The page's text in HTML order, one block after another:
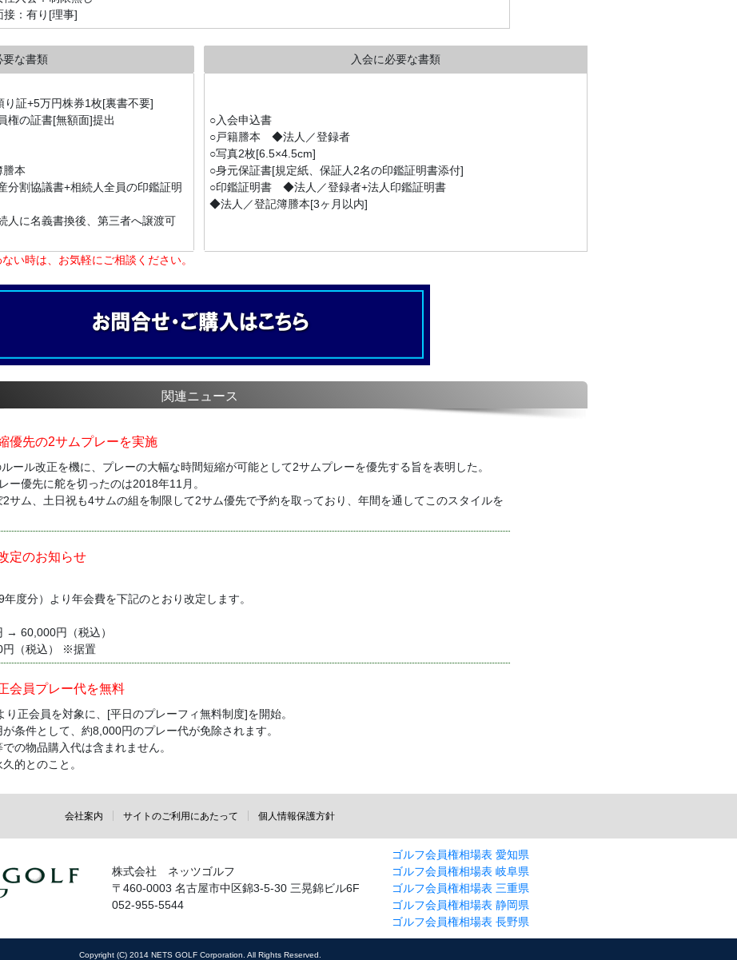
接：有り[理事]
要な書類 入会に必要な書類
証+5万円株券1枚[裏書不要]
の証書[無額面]提出
本
割協議書+相続人全員の印鑑証明
に名義書換後、第三者へ譲渡可
○入会申込書
○戸籍謄本 ◆法人／登録者
○写真2枚[6.5×4.5cm]
○身元保証書[規定紙、保証人2名の印鑑証明書添付]
○印鑑証明書 ◆法人／登録者+法人印鑑証明書
◆法人／登記簿謄本[3ヶ月以内]
い時は、お気軽にご相談ください。
関連ニュース
優先の2サムプレーを実施
ール改正を機に、プレーの大幅な時間短縮が可能として2サムプレーを優先する旨を表明した。
ー優先に舵を切ったのは2018年11月。
サム、土日祝も4サムの組を制限して2サム優先で予約を取っており、年間を通してこのスタイルを
定のお知らせ
度分）より年会費を下記のとおり改定します。
→ 60,000円（税込）
円（税込） ※据置
会員プレー代を無料
り正会員を対象に、[平日のプレーフィ無料制度]を開始。
条件として、約8,000円のプレー代が免除されます。
の物品購入代は含まれません。
的とのこと。
会社案内 サイトのご利用にあたって 個人情報保護方針
株式会社 ネッツゴルフ
〒460-0003 名古屋市中区錦3-5-30 三晃錦ビル6F
052-955-5544
ゴルフ会員権相場表 愛知県
ゴルフ会員権相場表 岐阜県
ゴルフ会員権相場表 三重県
ゴルフ会員権相場表 静岡県
ゴルフ会員権相場表 長野県
Copyright (C) 2014 NETS GOLF Corporation. All Rights Reserved.